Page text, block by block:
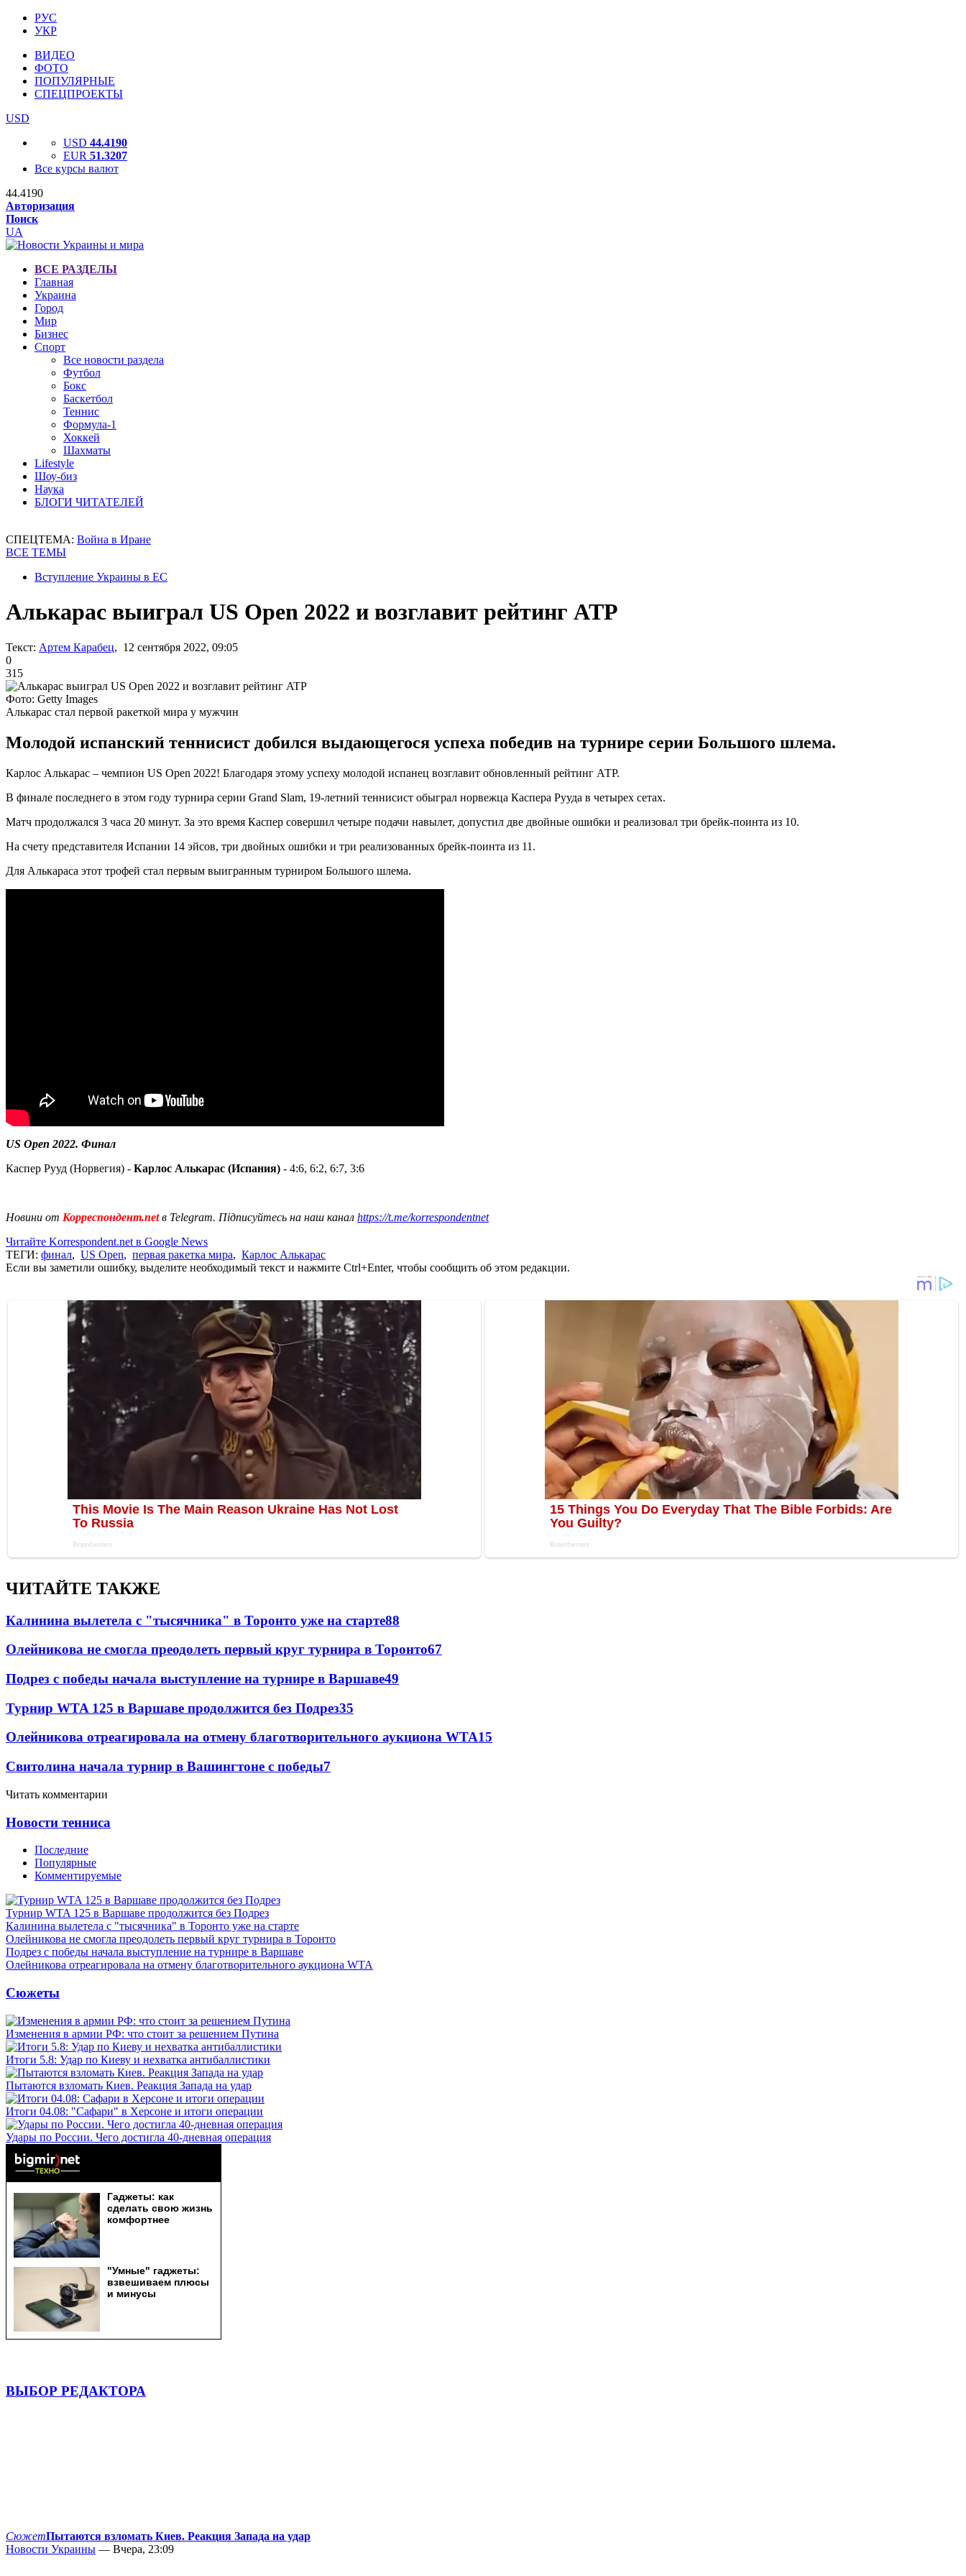
РУС
УКР
ВИДЕО
ФОТО
ПОПУЛЯРНЫЕ
СПЕЦПРОЕКТЫ
USD
USD 44.4190
EUR 51.3207
Все курсы валют
44.4190
Авторизация
Поиск
UA
ВСЕ РАЗДЕЛЫ
Главная
Украина
Город
Мир
Бизнес
Спорт
Все новости раздела
Футбол
Бокс
Баскетбол
Теннис
Формула-1
Хоккей
Шахматы
Lifestyle
Шоу-биз
Наука
БЛОГИ ЧИТАТЕЛЕЙ
СПЕЦТЕМА: Война в Иране
ВСЕ ТЕМЫ
Вступление Украины в ЕС
Алькарас выиграл US Open 2022 и возглавит рейтинг ATP
Текст: Артем Карабец, 12 сентября 2022, 09:05
0
315
Фото: Getty Images
Алькарас стал первой ракеткой мира у мужчин
Молодой испанский теннисист добился выдающегося успеха победив на турнире серии Большого шлема.
Карлос Алькарас – чемпион US Open 2022! Благодаря этому успеху молодой испанец возглавит обновленный рейтинг АТР.
В финале последнего в этом году турнира серии Grand Slam, 19-летний теннисист обыграл норвежца Каспера Рууда в четырех сетах.
Матч продолжался 3 часа 20 минут. За это время Каспер совершил четыре подачи навылет, допустил две двойные ошибки и реализовал три брейк-поинта из 10.
На счету представителя Испании 14 эйсов, три двойных ошибки и три реализованных брейк-поинта из 11.
Для Алькараса этот трофей стал первым выигранным турниром Большого шлема.
US Open 2022. Финал
Каспер Рууд (Норвегия) - Карлос Алькарас (Испания) - 4:6, 6:2, 6:7, 3:6
Новини от Корреспондент.netв Telegram. Підписуйтесь на наш канал https://t.me/korrespondentnet
Читайте Korrespondent.net в Google News
ТЕГИ: финал, US Open, первая ракетка мира, Карлос Алькарас
Если вы заметили ошибку, выделите необходимый текст и нажмите Ctrl+Enter, чтобы сообщить об этом редакции.
ЧИТАЙТЕ ТАКЖЕ
Калинина вылетела с "тысячника" в Торонто уже на старте88
Олейникова не смогла преодолеть первый круг турнира в Торонто67
Подрез с победы начала выступление на турнире в Варшаве49
Турнир WTA 125 в Варшаве продолжится без Подрез35
Олейникова отреагировала на отмену благотворительного аукциона WTA15
Свитолина начала турнир в Вашингтоне с победы7
Читать комментарии
Новости тенниса
Последние
Популярные
Комментируемые
Турнир WTA 125 в Варшаве продолжится без Подрез
Калинина вылетела с "тысячника" в Торонто уже на старте
Олейникова не смогла преодолеть первый круг турнира в Торонто
Подрез с победы начала выступление на турнире в Варшаве
Олейникова отреагировала на отмену благотворительного аукциона WTA
Сюжеты
Изменения в армии РФ: что стоит за решением Путина
Итоги 5.8: Удар по Киеву и нехватка антибаллистики
Пытаются взломать Киев. Реакция Запада на удар
Итоги 04.08: "Сафари" в Херсоне и итоги операции
Удары по России. Чего достигла 40-дневная операция
ВЫБОР РЕДАКТОРА
СюжетПытаются взломать Киев. Реакция Запада на удар
Новости Украины — Вчера, 23:09